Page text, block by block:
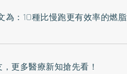
為： 10種比慢跑更有效率的燃
，更多醫療新知搶先看！